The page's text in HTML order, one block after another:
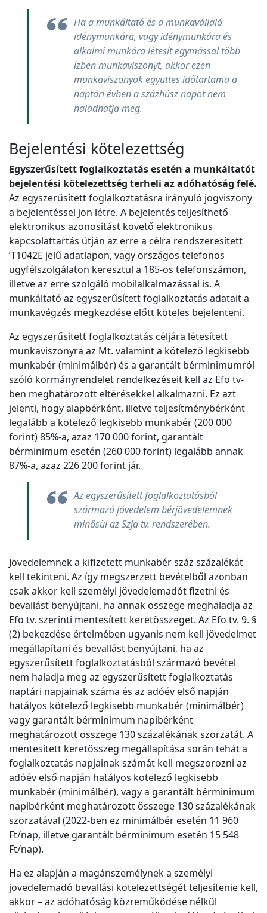
Ha a munkáltató és a munkavállaló
idénymunkára, vagy idénymunkára és
alkalmi munkára létesít egymással több
ízben munkaviszonyt, akkor ezen
munkaviszonyok együttes időtartama a
naptári évben a százhúsz napot nem
haladhatja meg.
Bejelentési kötelezettség
Egyszerűsített foglalkoztatás esetén a munkáltatót
bejelentési kötelezettség terheli az adóhatóság felé.
Az egyszerűsített foglalkoztatásra irányuló jogviszony
a bejelentéssel jön létre. A bejelentés teljesíthető
elektronikus azonosítást követő elektronikus
kapcsolattartás útján az erre a célra rendszeresített
’T1042E jelű adatlapon, vagy országos telefonos
ügyfélszolgálaton keresztül a 185-ös telefonszámon,
illetve az erre szolgáló mobilalkalmazással is. A
munkáltató az egyszerűsített foglalkoztatás adatait a
munkavégzés megkezdése előtt köteles bejelenteni.
Az egyszerűsített foglalkoztatás céljára létesített
munkaviszonyra az Mt. valamint a kötelező legkisebb
munkabér (minimálbér) és a garantált bérminimumról
szóló kormányrendelet rendelkezéseit kell az Efo tv-
ben meghatározott eltérésekkel alkalmazni. Ez azt
jelenti, hogy alapbérként, illetve teljesítménybérként
legalább a kötelező legkisebb munkabér (200 000
forint) 85%-a, azaz 170 000 forint, garantált
bérminimum esetén (260 000 forint) legalább annak
87%-a, azaz 226 200 forint jár.
Az egyszerűsített foglalkoztatásból
származó jövedelem bérjövedelemnek
minősül az Szja tv. rendszerében.
Jövedelemnek a kifizetett munkabér száz százalékát
kell tekinteni. Az így megszerzett bevételből azonban
csak akkor kell személyi jövedelemadót fizetni és
bevallást benyújtani, ha annak összege meghaladja az
Efo tv. szerinti mentesített keretösszeget. Az Efo tv. 9. §
(2) bekezdése értelmében ugyanis nem kell jövedelmet
megállapítani és bevallást benyújtani, ha az
egyszerűsített foglalkoztatásból származó bevétel
nem haladja meg az egyszerűsített foglalkoztatás
naptári napjainak száma és az adóév első napján
hatályos kötelező legkisebb munkabér (minimálbér)
vagy garantált bérminimum napibérként
meghatározott összege 130 százalékának szorzatát. A
mentesített keretösszeg megállapítása során tehát a
foglalkoztatás napjainak számát kell megszorozni az
adóév első napján hatályos kötelező legkisebb
munkabér (minimálbér), vagy a garantált bérminimum
napibérként meghatározott összege 130 százalékának
szorzatával (2022-ben ez minimálbér esetén 11 960
Ft/nap, illetve garantált bérminimum esetén 15 548
Ft/nap).
Ha ez alapján a magánszemélynek a személyi
jövedelemadó bevallási kötelezettségét teljesítenie kell,
akkor – az adóhatóság közreműködése nélkül